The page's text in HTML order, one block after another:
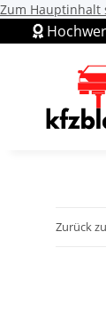
Zum Hauptinhalt
Zurück